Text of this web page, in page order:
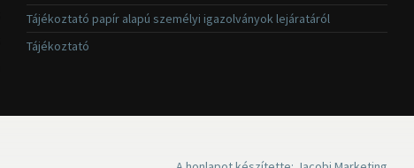
Tájékoztató papír alapú személyi igazolványok lejáratáról
Tájékoztató